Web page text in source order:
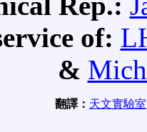
of:
&
翻譯： 天文實驗室